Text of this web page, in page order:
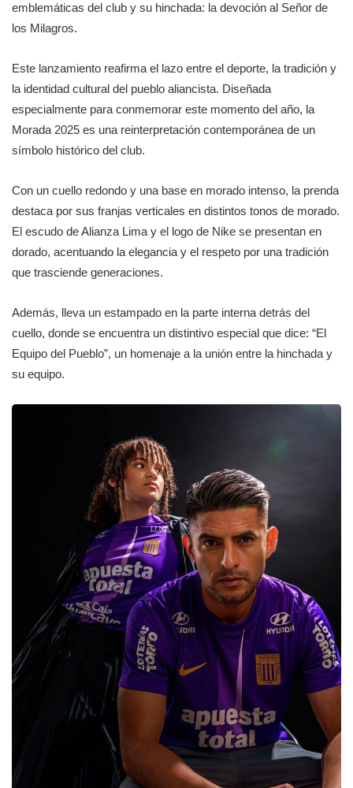
emblemáticas del club y su hinchada: la devoción al Señor de
los Milagros.
Este lanzamiento reafirma el lazo entre el deporte, la tradición y
la identidad cultural del pueblo aliancista. Diseñada
especialmente para conmemorar este momento del año, la
Morada 2025 es una reinterpretación contemporánea de un
símbolo histórico del club.
Con un cuello redondo y una base en morado intenso, la prenda
destaca por sus franjas verticales en distintos tonos de morado.
El escudo de Alianza Lima y el logo de Nike se presentan en
dorado, acentuando la elegancia y el respeto por una tradición
que trasciende generaciones.
Además, lleva un estampado en la parte interna detrás del
cuello, donde se encuentra un distintivo especial que dice: “El
Equipo del Pueblo”, un homenaje a la unión entre la hinchada y
su equipo.